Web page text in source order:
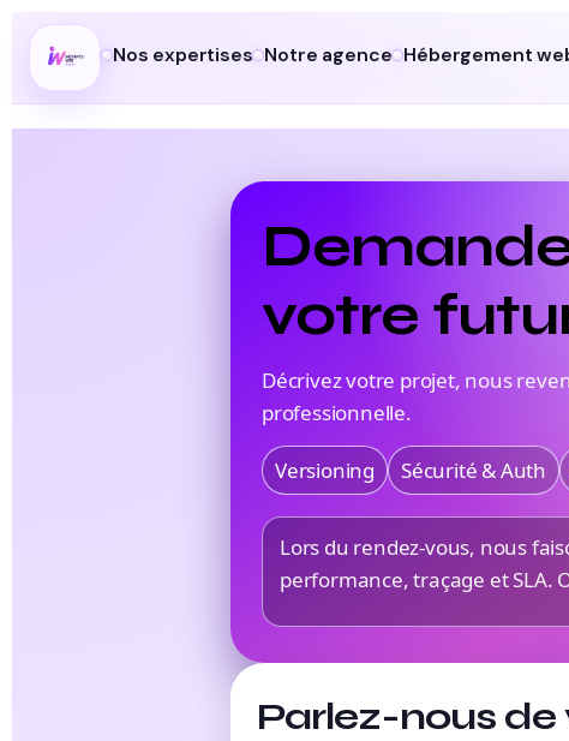
Nos expertises Notre agence Hébergement
votre
Décrivez votre projet, nous
professionnelle.
Versioning Sécurité & Auth
Lors du rendez-vous, nous
performance, traçage et SLA.
Parlez-nous de